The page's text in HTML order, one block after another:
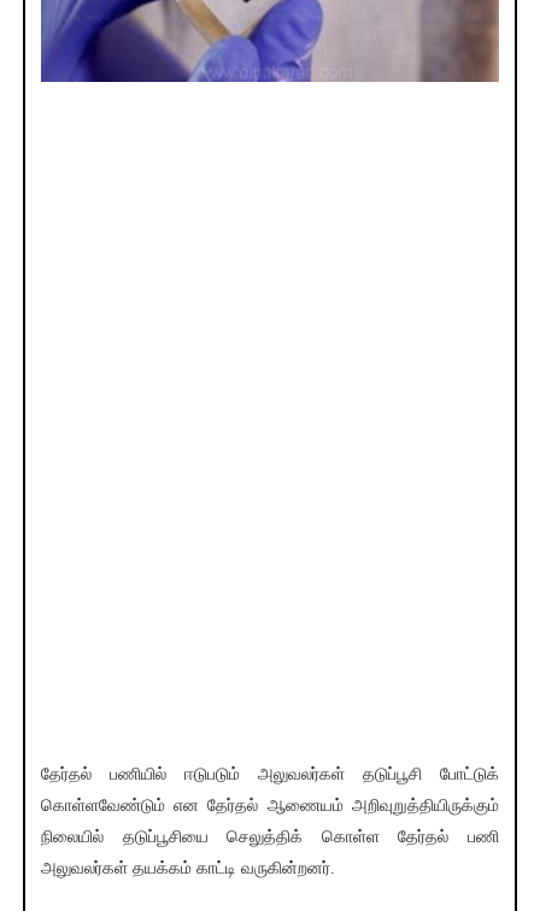
தேர்தல் பணியில் ஈடுபடும் அலுவலர்கள் தடுப்பூசி போட்டுக்
கொள்ளவேண்டும் என தேர்தல் ஆணையம் அறிவுறுத்தியிருக்கும்
நிலையில் தடுப்பூசியை செலுத்திக் கொள்ள தேர்தல் பணி
அலுவலர்கள் தயக்கம் காட்டி வருகின்றனர்.